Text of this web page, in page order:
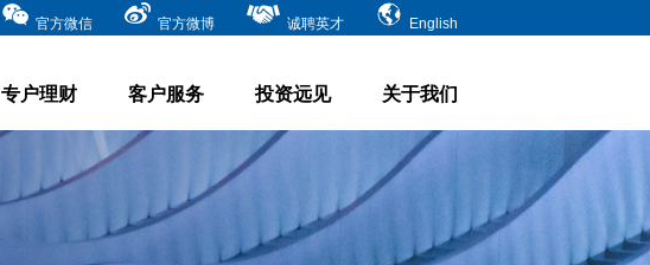
官方微信 官方微博 诚聘英才 English
专户理财 客户服务 投资远见 关于我们